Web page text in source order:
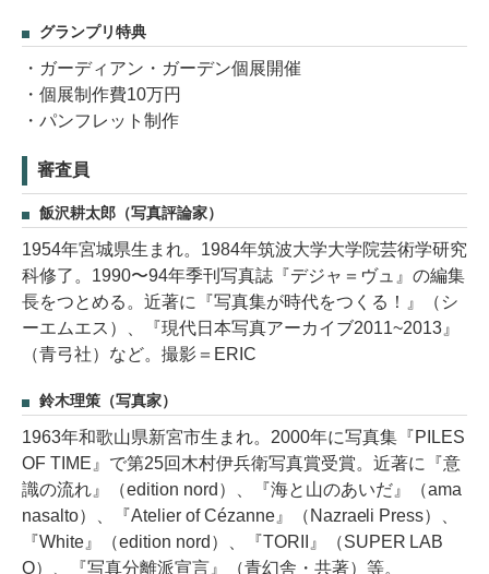
グランプリ特典
・ガーディアン・ガーデン個展開催
・個展制作費10万円
・パンフレット制作
審査員
飯沢耕太郎（写真評論家）
1954年宮城県生まれ。1984年筑波大学大学院芸術学研究
科修了。1990〜94年季刊写真誌『デジャ＝ヴュ』の編集
長をつとめる。近著に『写真集が時代をつくる！』（シ
ーエムエス）、『現代日本写真アーカイブ2011~2013』
（青弓社）など。撮影＝ERIC
鈴木理策（写真家）
1963年和歌山県新宮市生まれ。2000年に写真集『PILES
OF TIME』で第25回木村伊兵衛写真賞受賞。近著に『意
識の流れ』（edition nord）、『海と山のあいだ』（ama
nasalto）、『Atelier of Cézanne』（Nazraeli Press）、
『White』（edition nord）、『TORII』（SUPER LAB
O）、『写真分離派宣言』（青幻舎・共著）等。